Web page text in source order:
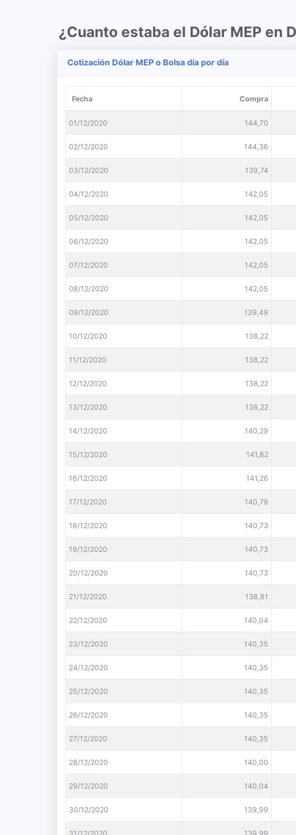
¿Cuanto estaba el Dólar MEP en
Cotización Dólar MEP o Bolsa día por día
Fecha Compra
01/12/2020 144,70
02/12/2020 144,36
03/12/2020 139,74
04/12/2020 142,05
05/12/2020 142,05
06/12/2020 142,05
07/12/2020 142,05
08/12/2020 142,05
09/12/2020 139,49
10/12/2020 138,22
11/12/2020 138,22
12/12/2020 138,22
13/12/2020 138,22
14/12/2020 140,29
15/12/2020 141,82
16/12/2020 141,26
17/12/2020 140,79
18/12/2020 140,73
19/12/2020 140,73
20/12/2020 140,73
21/12/2020 138,81
22/12/2020 140,04
23/12/2020 140,35
24/12/2020 140,35
25/12/2020 140,35
26/12/2020 140,35
27/12/2020 140,35
28/12/2020 140,00
29/12/2020 140,04
30/12/2020 139,99
31/12/2020 139,99